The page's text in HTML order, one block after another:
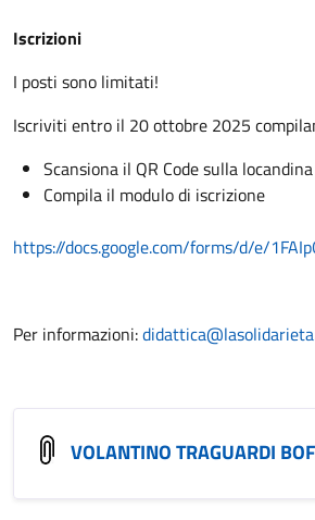
Iscrizioni
I posti sono limitati!
Iscriviti entro il 20 ottobre 2025
Scansiona il QR Code sulla locandina
Compila il modulo di iscrizione
https://docs.google.com/forms/d/e/
Per informazioni:
VOLANTINO TRAGUARDI